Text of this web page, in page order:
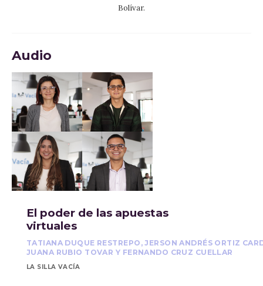
Bolívar.
Audio
El poder de las apuestas
virtuales
TATIANA DUQUE RESTREPO, JERSON ANDRÉS ORTIZ
JUANA RUBIO TOVAR Y FERNANDO CRUZ CUELLAR
LA SILLA VACÍA